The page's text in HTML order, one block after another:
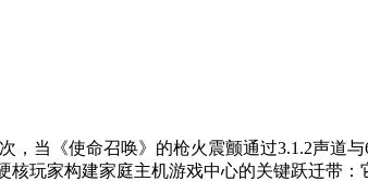
，当《使命召唤》的枪火震颤通过3.1.2声
核玩家构建家庭主机游戏中心的关键跃迁